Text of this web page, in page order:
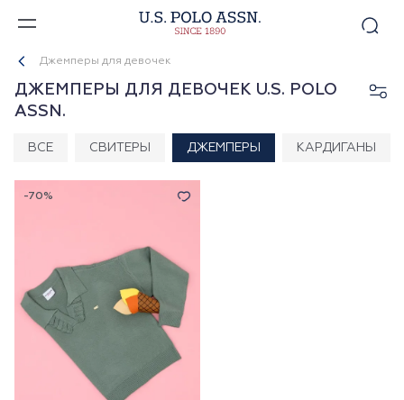
Джемперы для девочек
ДЖЕМПЕРЫ ДЛЯ ДЕВОЧЕК U.S. POLO
ASSN.
ВСЕ СВИТЕРЫ ДЖЕМПЕРЫ КАРДИГАНЫ
-70%